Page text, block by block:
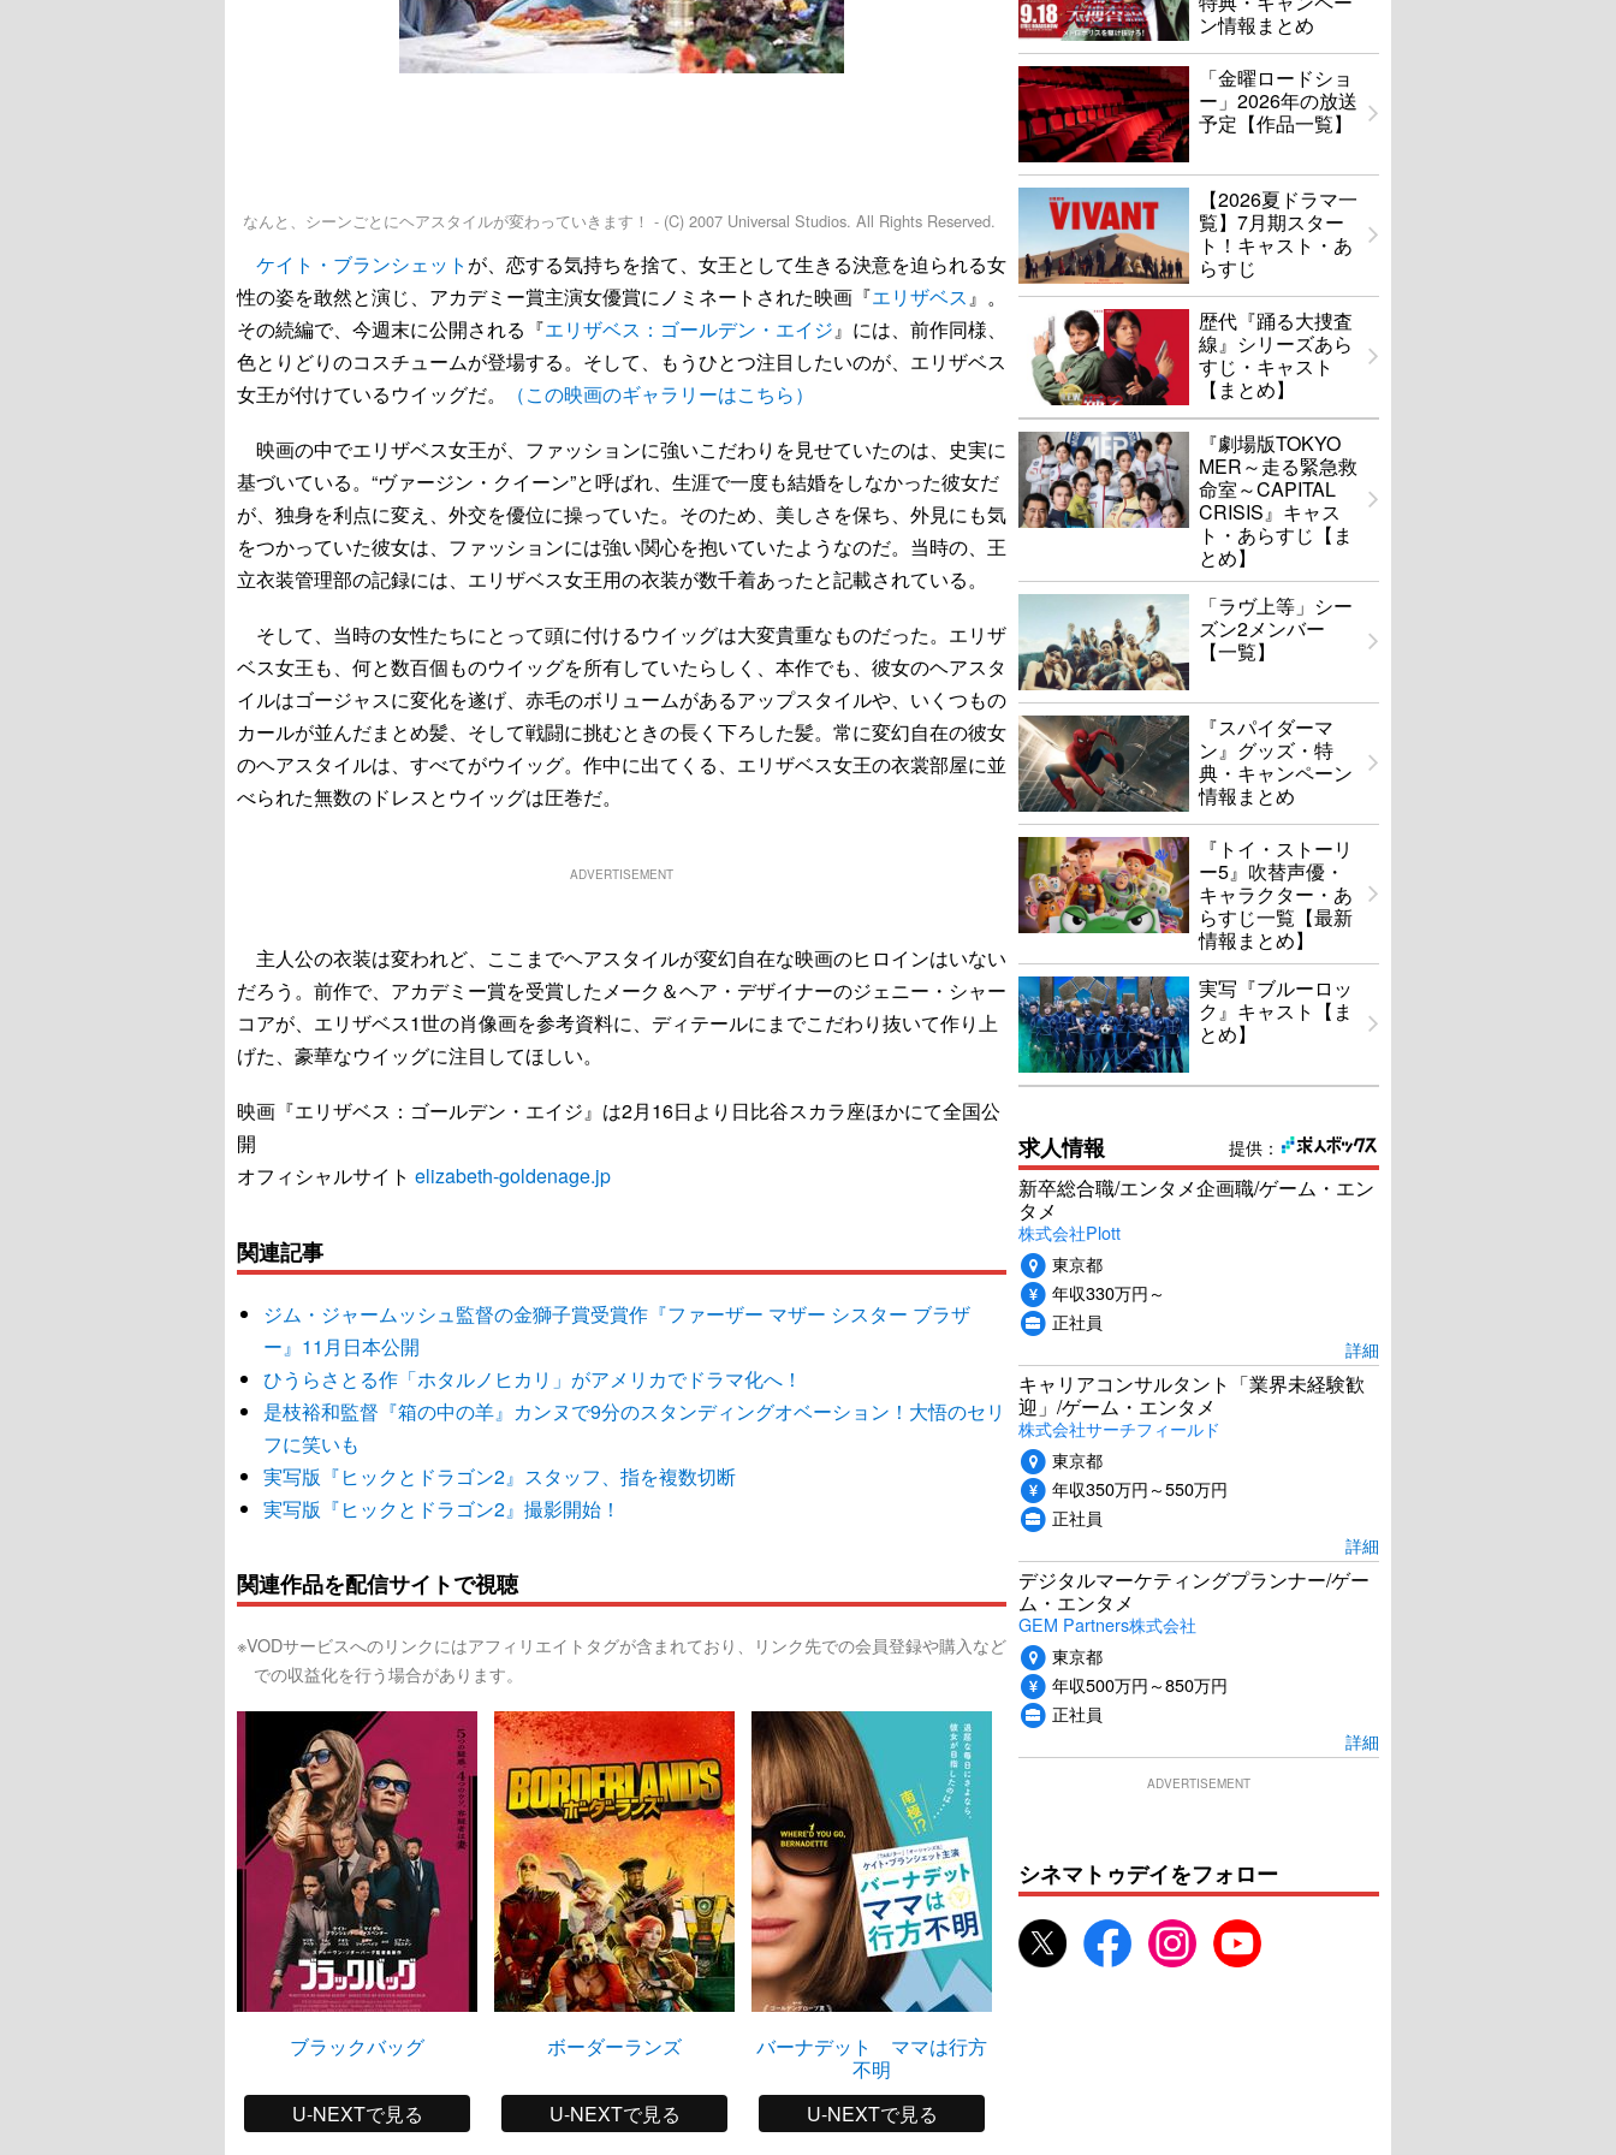
なんと、シーンごとにヘアスタイルが変わっていきます！ - (C) 2007 Universal Studios. All Rights Reserved.
ケイト・ブランシェット が、恋する気持ちを捨て、女王として生きる決意を迫られる女
性の姿を敢然と演じ、アカデミー賞主演女優賞にノミネートされた映画『エリザベス』。
その続編で、今週末に公開される『エリザベス：ゴールデン・エイジ』には、前作同様、
色とりどりのコスチュームが登場する。そして、もうひとつ注目したいのが、エリザベス
女王が付けているウイッグだ。
（この映画のギャラリーはこちら）
映画の中でエリザベス女王が、ファッションに強いこだわりを見せていたのは、史実に
基づいている。“ヴァージン・クイーン”と呼ばれ、生涯で一度も結婚をしなかった彼女だ
が、独身を利点に変え、外交を優位に操っていた。そのため、美しさを保ち、外見にも気
をつかっていた彼女は、ファッションには強い関心を抱いていたようなのだ。当時の、王
立衣装管理部の記録には、エリザベス女王用の衣装が数千着あったと記載されている。
そして、当時の女性たちにとって頭に付けるウイッグは大変貴重なものだった。エリザ
ベス女王も、何と数百個ものウイッグを所有していたらしく、本作でも、彼女のヘアスタ
イルはゴージャスに変化を遂げ、赤毛のボリュームがあるアップスタイルや、いくつもの
カールが並んだまとめ髪、そして戦闘に挑むときの長く下ろした髪。常に変幻自在の彼女
のヘアスタイルは、すべてがウイッグ。作中に出てくる、エリザベス女王の衣裳部屋に並
べられた無数のドレスとウイッグは圧巻だ。
ADVERTISEMENT
主人公の衣装は変われど、ここまでヘアスタイルが変幻自在な映画のヒロインはいない
だろう。前作で、アカデミー賞を受賞したメーク＆ヘア・デザイナーのジェニー・シャー
コアが、エリザベス1世の肖像画を参考資料に、ディテールにまでこだわり抜いて作り上
げた、豪華なウイッグに注目してほしい。
映画『エリザベス：ゴールデン・エイジ』は2月16日より日比谷スカラ座ほかにて全国公
開
オフィシャルサイト elizabeth-goldenage.jp
関連記事
ジム・ジャームッシュ監督の金獅子賞受賞作『ファーザー マザー シスター ブラザ
ー』11月日本公開
ひうらさとる作「ホタルノヒカリ」がアメリカでドラマ化へ！
是枝裕和監督『箱の中の羊』カンヌで9分のスタンディングオベーション！大悟のセリ
フに笑いも
実写版『ヒックとドラゴン2』スタッフ、指を複数切断
実写版『ヒックとドラゴン2』撮影開始！
関連作品を配信サイトで視聴
※VODサービスへのリンクにはアフィリエイトタグが含まれており、リンク先での会員登録や購入など
での収益化を行う場合があります。
ブラックバッグ
U-NEXTで見る
ボーダーランズ
U-NEXTで見る
バーナデット ママは行方
不明
U-NEXTで見る
ン情報まとめ
「金曜ロードショ
ー」2026年の放送
予定【作品一覧】
【2026夏ドラマ一
覧】7月期スター
ト！キャスト・あ
らすじ
歴代『踊る大捜査
線』シリーズあら
すじ・キャスト
【まとめ】
『劇場版TOKYO
MER～走る緊急救
命室～CAPITAL
CRISIS』キャス
ト・あらすじ【ま
とめ】
「ラヴ上等」シー
ズン2メンバー
【一覧】
『スパイダーマ
ン』グッズ・特
典・キャンペーン
情報まとめ
『トイ・ストーリ
ー5』吹替声優・
キャラクター・あ
らすじ一覧【最新
情報まとめ】
実写『ブルーロッ
ク』キャスト【ま
とめ】
提供：
求人情報
新卒総合職/エンタメ企画職/ゲーム・エン
タメ
株式会社Plott
東京都
年収330万円～
正社員
詳細
キャリアコンサルタント「業界未経験歓
迎」/ゲーム・エンタメ
株式会社サーチフィールド
東京都
年収350万円～550万円
正社員
詳細
デジタルマーケティングプランナー/ゲー
ム・エンタメ
GEM Partners株式会社
東京都
年収500万円～850万円
正社員
詳細
ADVERTISEMENT
シネマトゥデイをフォロー